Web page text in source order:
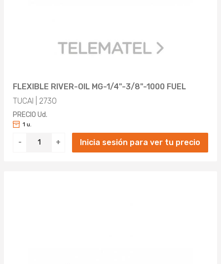
FLEXIBLE RIVER-OIL MG-1/4"-3/8"-1000 FUEL
TUCAI | 2730
PRECIO Ud.
- +
1 u.
Inicia sesión para ver tu precio